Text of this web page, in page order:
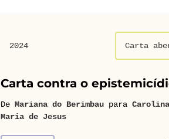
2024 Carta
Carta contra o
De Mariana do Berimbau para Carolina
Maria de Jesus